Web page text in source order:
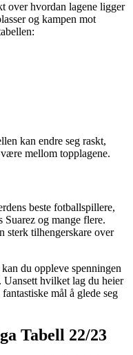
over hvordan lagene ligger
og kampen mot
kan endre seg raskt,
mellom topplagene.
beste fotballspillere,
og mange flere.
sterk tilhengerskare over
du oppleve spenningen
Uansett hvilket lag du heier
mål å glede seg
Tabell 22/23